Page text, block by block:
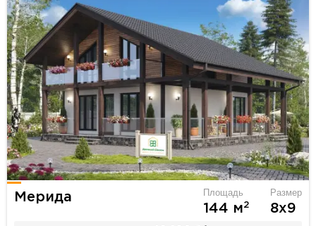
Мерида Площадь
144 м2
Размер
8х9